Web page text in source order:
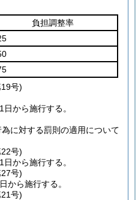
負担調整率
号)
から施行する。
に対する罰則の適用について
号)
から施行する。
号)
から施行する。
号)